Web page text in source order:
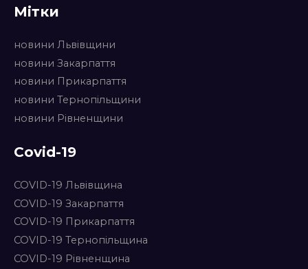
Мітки
новини Львівщини
новини Закарпаття
новини Прикарпаття
новини Тернопільщини
новини Рівненщини
Covid-19
COVID-19 Львівщина
COVID-19 Закарпаття
COVID-19 Прикарпаття
COVID-19 Тернопільщина
COVID-19 Рівненщина